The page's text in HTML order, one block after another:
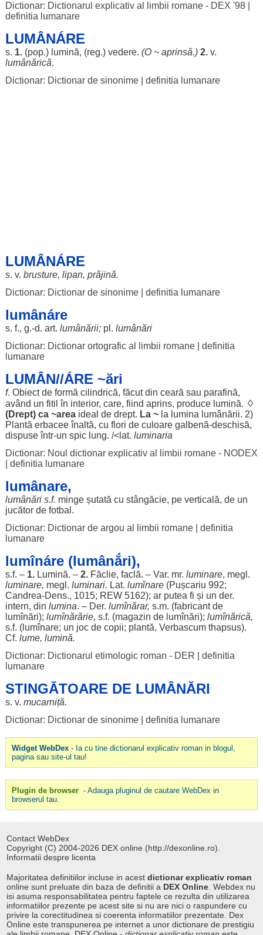
Dictionar: Dictionarul explicativ al limbii romane - DEX '98|
definitia lumanare
LUMÂNÁRE
s. 1.(pop.) lumină, (reg.) vedere. (O ~ aprinsă.) 2.v.
lumânărică.
Dictionar: Dictionar de sinonime| definitia lumanare
LUMÂNÁRE
s. v. brusture, lipan, prăjină.
Dictionar: Dictionar de sinonime| definitia lumanare
lumânáre
s. f., g.-d. art. lumânării;pl. lumânări
Dictionar: Dictionar ortografic al limbii romane| definitia
lumanare
LUMÂN//ÁRE ~ări
f. Obiectde formă cilindrică, făcutdin ceară sau parafină,
având un fitil în interior, care, fiind aprins, produce lumină. ♢
(Drept) ca ~area ideal de drept. La ~la lumina lumânării. 2)
Plantă erbacee înaltă, cu flori de culoare galbenă-deschisă,
dispuseîntr-un spic lung. /<lat. luminaria
Dictionar: Noul dictionar explicativ al limbii romane - NODEX
definitia lumanare
lumânare,
lumânăris.f. minge șutată cu stângăcie, pe verticală, de un
jucătorde fotbal .
Dictionar: Dictionar de argou al limbii romane| definitia
lumanare
lumînáre (lumânắri),
s.f. – 1. Lumină. – 2. Făclie, faclă. – Var. mr. luminare, megl.
luminare, megl. luminari. Lat. lumĭnare(Pușcariu 992;
Candrea-Dens., 1015; REW 5162); ar putea fi și un der.
intern, din lumina. – Der. lumînărar, s.m. (fabricantde
lumînări); lumînărărie, s.f. (magazin de lumînări); lumînărică,
s.f. (lumînare; un jocde copii; plantă, Verbascum thapsus).
Cf. lume, lumină.
Dictionar: Dictionarul etimologic roman - DER
definitia
lumanare
STINGĂTOARE DE LUMÂNĂRI
s. v. mucarniță.
Dictionar: Dictionar de sinonime| definitia lumanare
Widget WebDex- Ia cu tine dictionarul explicativ roman in blogul,
pagina sau site-ul tau!
Plugin de browser - Adauga pluginul de cautare WebDex in
browserul tau.
Contact WebDex
Copyright (C) 2004-2026 DEX online (http://dexonline.ro).
Informatii despre licenta
Majoritatea definitiilor incluse in acestdictionar explicativ roman
online sunt preluate din baza de definitii a DEX Online . Webdex nu
isi asuma responsabilitatea pentru faptele ce rezulta din utilizarea
informatiilor prezente pe acest site si nu are nici o raspundere cu
privire la corectitudinea si coerenta informatiilor prezentate. Dex
Online este transpunerea pe internet a unor dictionare de prestigiu